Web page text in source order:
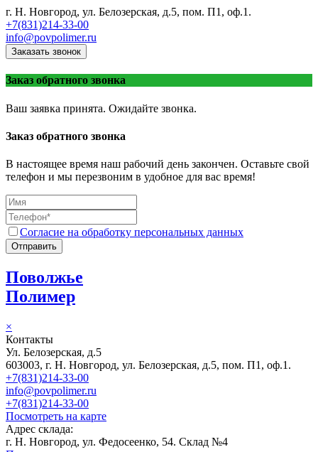
г. Н. Новгород, ул. Белозерская, д.5, пом. П1, оф.1.
+7(831)214-33-00
info@povpolimer.ru
Заказать звонок
Заказ обратного звонка
Ваш заявка принята. Ожидайте звонка.
Заказ обратного звонка
В настоящее время наш рабочий день закончен. Оставьте свой
телефон и мы перезвоним в удобное для вас время!
Согласие на обработку персональных данных
Отправить
Поволжье
Полимер
×
Контакты
Ул. Белозерская, д.5
603003, г. Н. Новгород, ул. Белозерская, д.5, пом. П1, оф.1.
+7(831)214-33-00
info@povpolimer.ru
+7(831)214-33-00
Посмотреть на карте
Адрес склада:
г. Н. Новгород, ул. Федосеенко, 54. Склад №4